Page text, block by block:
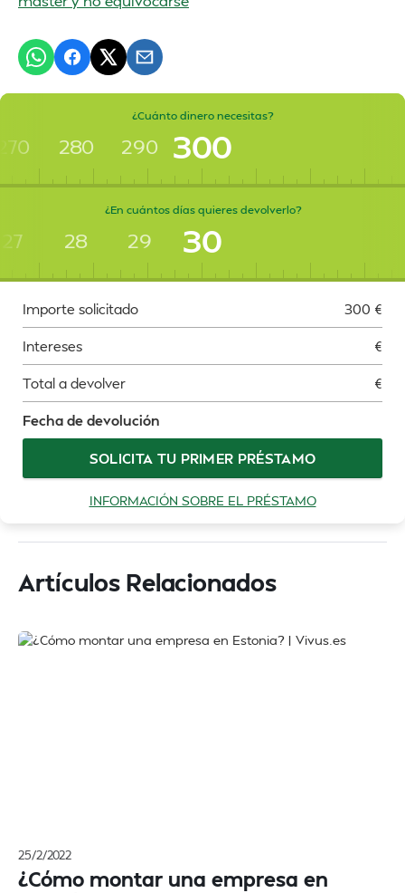
¿Cuánto dinero necesitas?
280 290 300
¿En cuántos días quieres devolverlo?
27 28 29 30
Importe solicitado 300 €
Intereses €
Total a devolver €
Fecha de devolución
SOLICITA TU PRIMER PRÉSTAMO
INFORMACIÓN SOBRE EL PRÉSTAMO
Artículos Relacionados
25/2/2022
¿Cómo montar una empresa en